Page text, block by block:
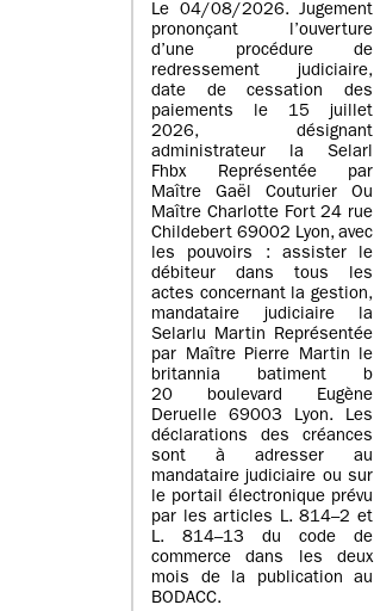
Le 04/08/2026. Jugement
prononçant l’ouverture
d’une procédure de
redressement judiciaire,
date de cessation des
paiements le 15 juillet
2026, désignant
administrateur la Selarl
Fhbx Représentée par
Maître Gaël Couturier Ou
Maître Charlotte Fort 24 rue
Childebert 69002 Lyon, avec
les pouvoirs : assister le
débiteur dans tous les
actes concernant la gestion,
mandataire judiciaire la
Selarlu Martin Représentée
par Maître Pierre Martin le
britannia batiment b
20 boulevard Eugène
Deruelle 69003 Lyon. Les
déclarations des créances
sont à adresser au
mandataire judiciaire ou sur
le portail électronique prévu
par les articles L. 814–2 et
L. 814–13 du code de
commerce dans les deux
mois de la publication au
BODACC.